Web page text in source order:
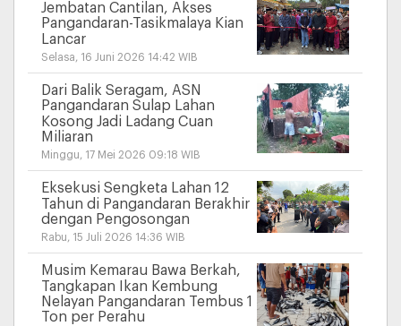
Jembatan Cantilan, Akses
Pangandaran-Tasikmalaya Kian
Lancar
Selasa, 16 Juni 2026 14:42 WIB
Dari Balik Seragam, ASN
Pangandaran Sulap Lahan
Kosong Jadi Ladang Cuan
Miliaran
Minggu, 17 Mei 2026 09:18 WIB
Eksekusi Sengketa Lahan 12
Tahun di Pangandaran Berakhir
dengan Pengosongan
Rabu, 15 Juli 2026 14:36 WIB
Musim Kemarau Bawa Berkah,
Tangkapan Ikan Kembung
Nelayan Pangandaran Tembus 1
Ton per Perahu